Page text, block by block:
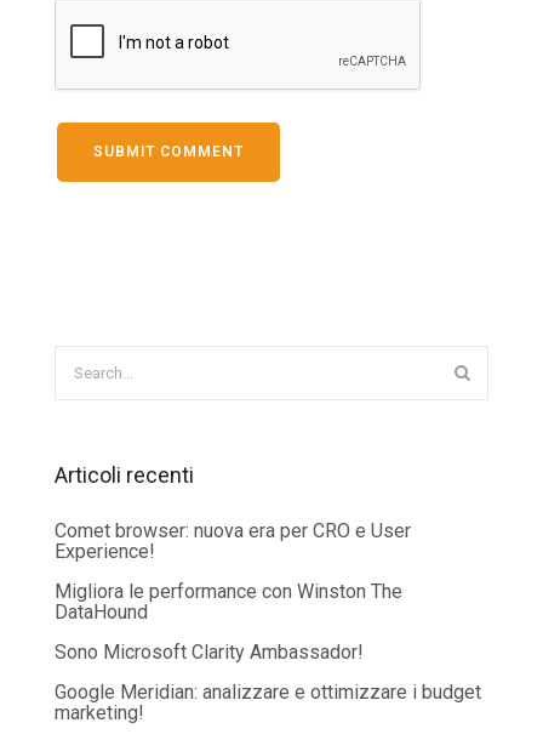
Articoli recenti
Comet browser: nuova era per CRO e User
Experience!
Migliora le performance con Winston The
DataHound
Sono Microsoft Clarity Ambassador!
Google Meridian: analizzare e ottimizzare i budget
marketing!